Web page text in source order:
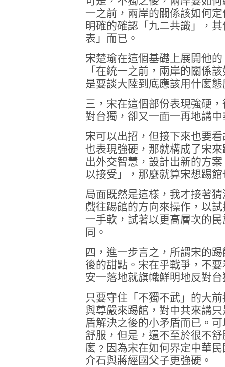
一之前，兩岸的關係該如何
明確的確認「九二共識」，
表」而已。
宋楚瑜在這個基礎上展開他
「在統一之前，兩岸的關係
是要談大陸到底應該用什麼
三，宋在這個部份表現強硬
對台獨，卻又一面一再地講
宋可以出招，但接下來也要
也表現強硬，那就構成了宋
出外交智慧，設計出新的方
以接受」，那麼就算宋想踢
局面既然是這樣，我才接著
戲往踢館的方向來操作，以
一手軟，試著以更高層次的
同。
四，進一步言之，所謂宋的
後的甜點。宋在乎戰爭，不
安一落地就旗幟鮮明地反對台
只要守住「不獨不武」的大
與尊嚴來踢館，對中共來講
盾解決之後的小矛盾而已。
舒服，但是，還不至於很不
麼﹖因為宋在如何界定中華
介石與蔣經國父子更強硬。